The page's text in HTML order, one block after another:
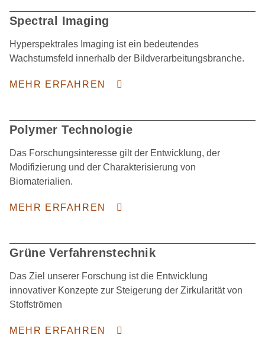
Spectral Imaging
Hyperspektrales Imaging ist ein bedeutendes
Wachstumsfeld innerhalb der Bildverarbeitungsbranche.
MEHR ERFAHREN
Polymer Technologie
Das Forschungsinteresse gilt der Entwicklung, der
Modifizierung und der Charakterisierung von
Biomaterialien.
MEHR ERFAHREN
Grüne Verfahrenstechnik
Das Ziel unserer Forschung ist die Entwicklung
innovativer Konzepte zur Steigerung der Zirkularität von
Stoffströmen
MEHR ERFAHREN